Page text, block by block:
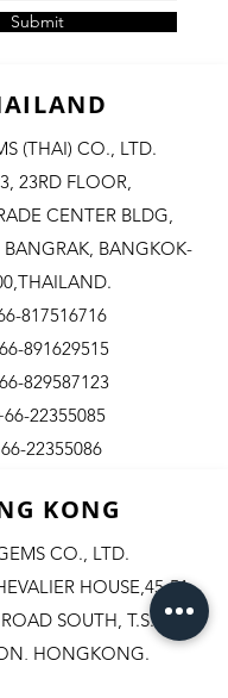
Submit
(THAI) CO., LTD.
23RD FLOOR,
CENTER BLDG,
BANGRAK, BANGKOK-
817516716
891629515
829587123
22355085
22355086
KONG
CO., LTD.
HOUSE,45-51
SOUTH, T.S.T.
HONGKONG.